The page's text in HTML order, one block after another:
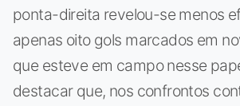
ponta-direita revelou-se menos
apenas oito gols marcados em
que esteve em campo nesse
destacar que, nos confrontos